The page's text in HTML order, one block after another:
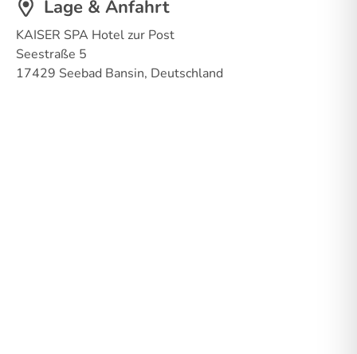
Lage & Anfahrt
KAISER SPA Hotel zur Post
Seestraße 5
17429 Seebad Bansin, Deutschland